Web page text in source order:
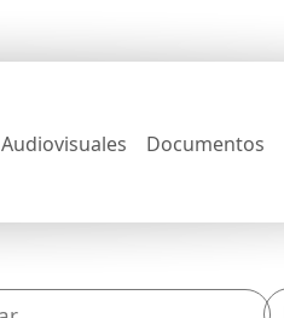
Audiovisuales Documentos